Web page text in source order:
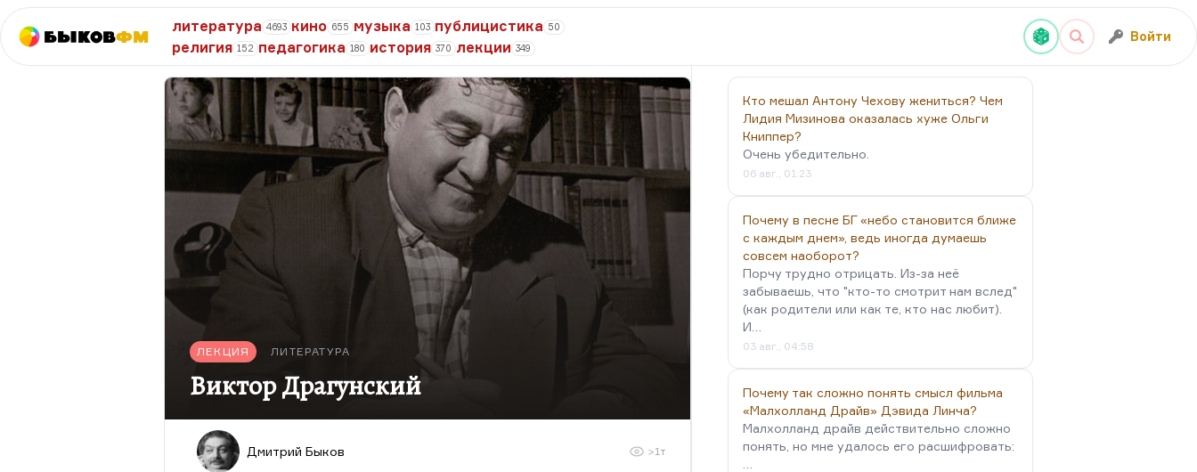
БыковФМ
литература 4693 кино 655 музыка 103 публицистика 50
религия 152 педагогика 180 история 370 лекции 349
Войти
ЛЕКЦИЯ ЛИТЕРАТУРА
Виктор Драгунский
Дмитрий Быков >1т
Кто мешал Антону Чехову жениться? Чем
Лидия Мизинова оказалась хуже Ольги
Книппер?
Очень убедительно.
06 авг., 01:23
Почему в песне БГ «небо становится ближе
с каждым днем», ведь иногда думаешь
совсем наоборот?
Порчу трудно отрицать. Из-за неё
забываешь, что "кто-то смотрит нам вслед"
(как родители или как те, кто нас любит).
И…
03 авг., 04:58
Почему так сложно понять смысл фильма
«Малхолланд Драйв» Дэвида Линча?
Малхолланд драйв действительно сложно
понять, но мне удалось его расшифровать: